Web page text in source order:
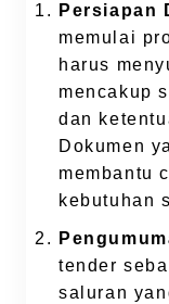
Persiapan
memulai
harus
mencakup
dan
Dokumen
membantu
kebutuhan
tender
saluran